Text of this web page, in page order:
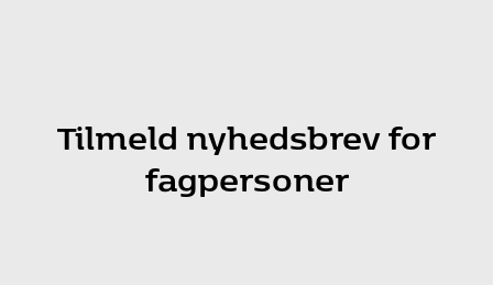
Tilmeld nyhedsbrev for
fagpersoner